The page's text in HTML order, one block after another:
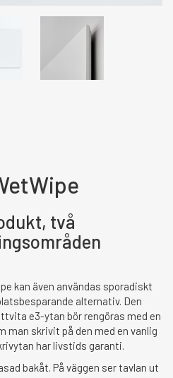
två
kan även användas sporadiskt
alternativ. Den
e3-ytan bör rengöras med en
man skrivit på den med en vanlig
har livstids garanti.
bakåt. På väggen ser tavlan ut